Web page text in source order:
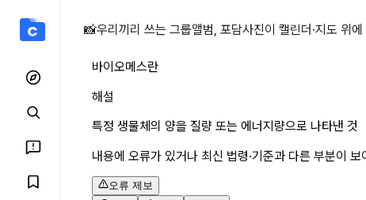
바이오메스란 상세 페이지
📸우리끼리 쓰는 그룹앨범, 포담사진이 캘린더·지도 위
바이오메스란
해설
특정 생물체의 양을 질량 또는 에너지량으로 나타낸 것
내용에 오류가 있거나 최신 법령·기준과 다른 부분이
오류 제보